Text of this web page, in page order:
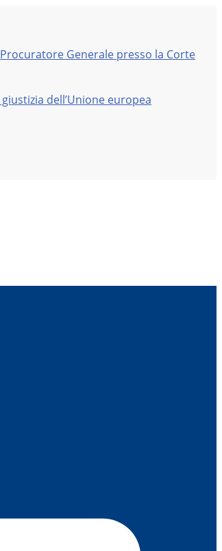
Generale presso la Corte
dell’Unione europea